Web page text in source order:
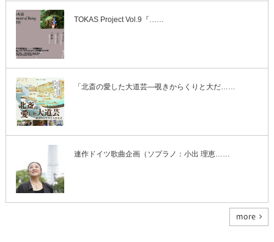
TOKAS Project Vol.9『……
「北斎の愛した大道芸―覗きからくりと大だ……
連作ドイツ歌曲企画（ソプラノ：小出 理恵……
more